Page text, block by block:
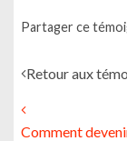
Partager ce
Retour aux
Comment